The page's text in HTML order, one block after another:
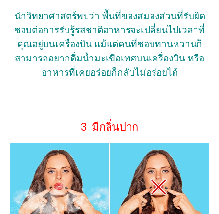
นักวิทยาศาสตร์พบว่า พื้นที่ของสมองส่วนที่รับผิด
ชอบต่อการรับรู้รสชาติอาหารจะเปลี่ยนไปเวลาที่
คุณอยู่บนเครื่องบิน แม้แต่คนที่ชอบทานหวานก็
สามารถอยากดื่มน้ำมะเขือเทศบนเครื่องบิน หรือ
อาหารที่เคยอร่อยก็กลับไม่อร่อยได้
3. มีกลิ่นปาก